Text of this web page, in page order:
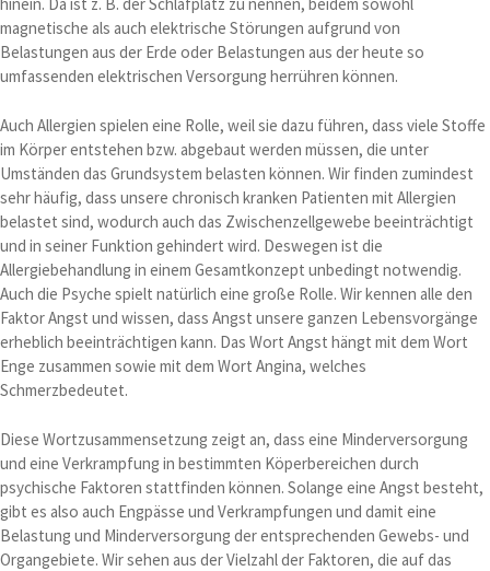
hinein. Da ist z. B. der Schlafplatz zu nennen, beidem sowohl
magnetische als auch elektrische Störungen aufgrund von
Belastungen aus der Erde oder Belastungen aus der heute so
umfassenden elektrischen Versorgung herrühren können.
Auch Allergien spielen eine Rolle, weil sie dazu führen, dass viele Stoffe
im Körper entstehen bzw. abgebaut werden müssen, die unter
Umständen das Grundsystem belasten können. Wir finden zumindest
sehr häufig, dass unsere chronisch kranken Patienten mit Allergien
belastet sind, wodurch auch das Zwischenzellgewebe beeinträchtigt
und in seiner Funktion gehindert wird. Deswegen ist die
Allergiebehandlung in einem Gesamtkonzept unbedingt notwendig.
Auch die Psyche spielt natürlich eine große Rolle. Wir kennen alle den
Faktor Angst und wissen, dass Angst unsere ganzen Lebensvorgänge
erheblich beeinträchtigen kann. Das Wort Angst hängt mit dem Wort
Enge zusammen sowie mit dem Wort Angina, welches
Schmerzbedeutet.
Diese Wortzusammensetzung zeigt an, dass eine Minderversorgung
und eine Verkrampfung in bestimmten Köperbereichen durch
psychische Faktoren stattfinden können. Solange eine Angst besteht,
gibt es also auch Engpässe und Verkrampfungen und damit eine
Belastung und Minderversorgung der entsprechenden Gewebs- und
Organgebiete. Wir sehen aus der Vielzahl der Faktoren, die auf das